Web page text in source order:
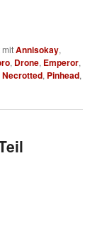
mitAnnisokay,
, Drone, Emperor,
Necrotted, Pinhead,